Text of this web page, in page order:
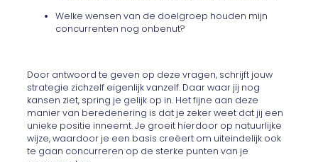
Welke wensen van de doelgroep houden mijn
concurrenten nog onbenut?
Door antwoord te geven op deze vragen, schrijft jouw
strategie zichzelf eigenlijk vanzelf. Daar waar jij nog
kansen ziet, spring je gelijk op in. Het fijne aan deze
manier van beredenering is dat je zeker weet dat jij een
unieke positie inneemt. Je groeit hierdoor op natuurlijke
wijze, waardoor je een basis creëert om uiteindelijk ook
te gaan concurreren op de sterke punten van je